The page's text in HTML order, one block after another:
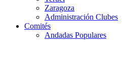
Zaragoza
Administración Clubes
Comités
Andadas Populares